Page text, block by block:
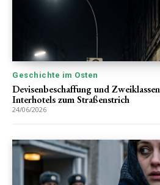
Geschichte im Osten
Devisenbeschaffung und
Interhotels zum Straßenstrich
24/06/2026